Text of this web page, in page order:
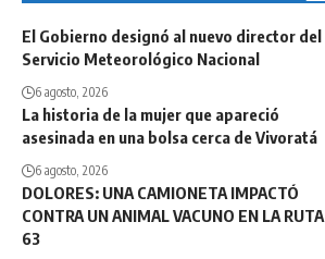
El Gobierno designó al nuevo director del
Servicio Meteorológico Nacional
6 agosto, 2026
La historia de la mujer que apareció
asesinada en una bolsa cerca de Vivoratá
6 agosto, 2026
DOLORES: UNA CAMIONETA IMPACTÓ
CONTRA UN ANIMAL VACUNO EN LA RUTA
63